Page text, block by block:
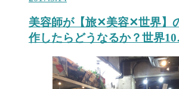
美容師が【旅✕美容✕世界】
作したらどうなるか？世界